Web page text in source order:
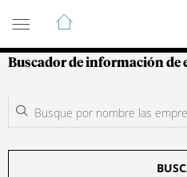
Guía de Empresas
Buscador de información de